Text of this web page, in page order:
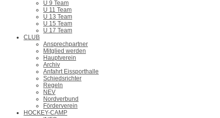
U 9 Team
U 11 Team
U 13 Team
U 15 Team
U 17 Team
CLUB
Ansprechpartner
Mitglied werden
Hauptverein
Archiv
Anfahrt Eissporthalle
Schiedsrichter
Regeln
NEV
Nordverbund
Förderverein
HOCKEY-CAMP